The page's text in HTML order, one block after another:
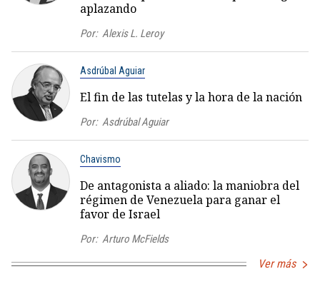
aplazando
Por: Alexis L. Leroy
Asdrúbal Aguiar
El fin de las tutelas y la hora de la nación
Por: Asdrúbal Aguiar
Chavismo
De antagonista a aliado: la maniobra del
régimen de Venezuela para ganar el
favor de Israel
Por: Arturo McFields
Ver más